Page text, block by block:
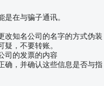
在与骗子通讯。
改知名公司的名字的方式伪装
疑，不要转账。
司的发票的内容
确，并确认这些信息是否与指